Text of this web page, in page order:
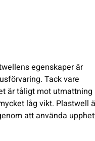
egenskaper är
Tack vare
är tåligt mot utmattning
låg vikt. Plastwell
att använda